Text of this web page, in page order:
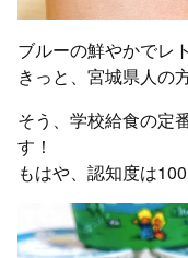
ブルーの鮮やかでレ
きっと、宮城県人の
そう、学校給食の定
す！
もはや、認知度は